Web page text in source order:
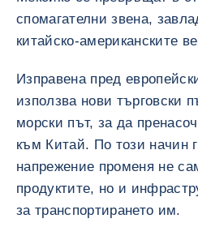
спомагателни звена,
китайско-американските
Изправена пред
използва нови търговски
морски път, за да
към Китай. По този начин
напрежение променя не
продуктите, но и
за транспортирането им.